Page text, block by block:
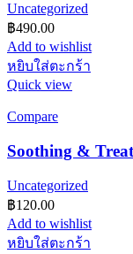
Uncategorized
฿490.00
Add to wishlist
หยิบใส่ตะกร้า
Quick view
Compare
Soothing &
Uncategorized
฿120.00
Add to wishlist
หยิบใส่ตะกร้า